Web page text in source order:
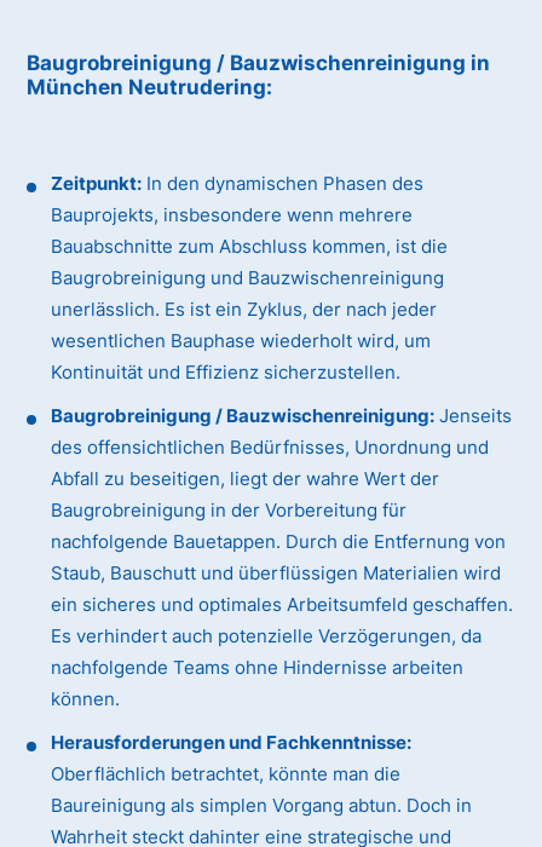
Baugrobreinigung / Bauzwischenreinigung in
München Neutrudering:
Zeitpunkt: In den dynamischen Phasen des
Bauprojekts, insbesondere wenn mehrere
Bauabschnitte zum Abschluss kommen, ist die
Baugrobreinigung und Bauzwischenreinigung
unerlässlich. Es ist ein Zyklus, der nach jeder
wesentlichen Bauphase wiederholt wird, um
Kontinuität und Effizienz sicherzustellen.
Baugrobreinigung / Bauzwischenreinigung: Jenseits
des offensichtlichen Bedürfnisses, Unordnung und
Abfall zu beseitigen, liegt der wahre Wert der
Baugrobreinigung in der Vorbereitung für
nachfolgende Bauetappen. Durch die Entfernung von
Staub, Bauschutt und überflüssigen Materialien wird
ein sicheres und optimales Arbeitsumfeld geschaffen.
Es verhindert auch potenzielle Verzögerungen, da
nachfolgende Teams ohne Hindernisse arbeiten
können.
Herausforderungen und Fachkenntnisse:
Oberflächlich betrachtet, könnte man die
Baureinigung als simplen Vorgang abtun. Doch in
Wahrheit steckt dahinter eine strategische und